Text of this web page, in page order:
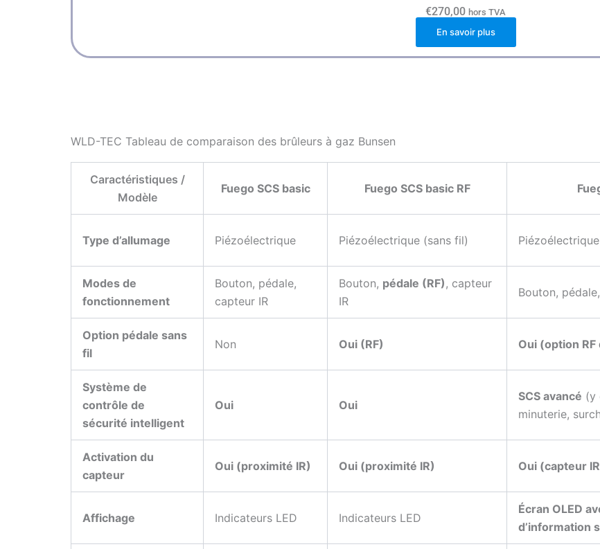
€270,00 hors TVA
En savoir plus
WLD-TEC Tableau de comparaison des brûleurs à gaz Bunsen
Caractéristiques /
Modèle
Fuego SCS basic Fuego SCS basic RF
Type d’allumage Piézoélectrique Piézoélectrique (sans fil) Piézoélectrique
Modes de
fonctionnement
Bouton, pédale,
capteur IR
Bouton, pédale (RF) , capteur
IR
Bouton,
Option pédale sans
fil
Non Oui (RF) Oui (option
Système de
contrôle de
sécurité intelligent
Oui Oui
SCS avancé (y
minuterie,
Activation du
capteur
Oui (proximité IR) Oui (proximité IR) Oui (capteur
Affichage Indicateurs LED Indicateurs LED
Écran OLED
d’information